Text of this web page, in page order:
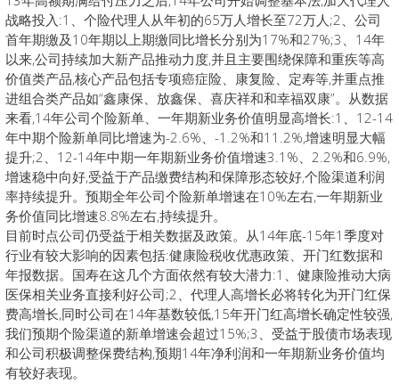
战略投入:1、个险代理人从年初的65万人增长至72万人;2、公司
首年期缴及10年期以上期缴同比增长分别为17%和27%;3、14年
以来,公司持续加大新产品推动力度,并且主要围绕保障和重疾等高
价值类产品,核心产品包括专项癌症险、康复险、定寿等,并重点推
进组合类产品如“鑫康保、放鑫保、喜庆祥和和幸福双康”。从数据
来看,14年公司个险新单、一年期新业务价值明显高增长:1、12-14
年中期个险新单同比增速为-2.6%、-1.2%和11.2%,增速明显大幅
提升;2、12-14年中期一年期新业务价值增速3.1%、2.2%和6.9%,
增速稳中向好,受益于产品缴费结构和保障形态较好,个险渠道利润
率持续提升。预期全年公司个险新单增速在10%左右,一年期新业
务价值同比增速8.8%左右,持续提升。
目前时点公司仍受益于相关数据及政策。从14年底-15年1季度对
行业有较大影响的因素包括:健康险税收优惠政策、开门红数据和
年报数据。国寿在这几个方面依然有较大潜力:1、健康险推动大病
医保相关业务直接利好公司;2、代理人高增长必将转化为开门红保
费高增长,同时公司在14年基数较低,15年开门红高增长确定性较强,
我们预期个险渠道的新单增速会超过15%;3、受益于股债市场表现
和公司积极调整保费结构,预期14年净利润和一年期新业务价值均
有较好表现。